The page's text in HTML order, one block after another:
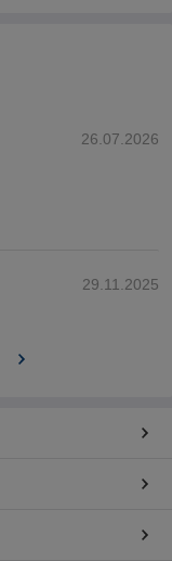
26.07.2026
29.11.2025